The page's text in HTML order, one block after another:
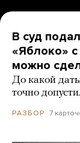
В суд
«Яблоко»
можно
До какой
точно
РАЗБОР 7